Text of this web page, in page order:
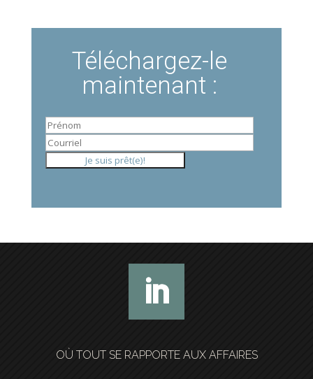
Téléchargez-le
maintenant :
OÙ TOUT SE RAPPORTE AUX AFFAIRES